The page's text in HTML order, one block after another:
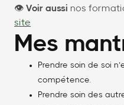
👁 Voir aussi nos
site
Mes
Prendre soin de soi
compétence.
Prendre soin des